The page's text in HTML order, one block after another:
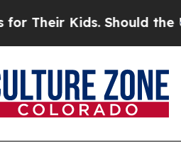
the US? The